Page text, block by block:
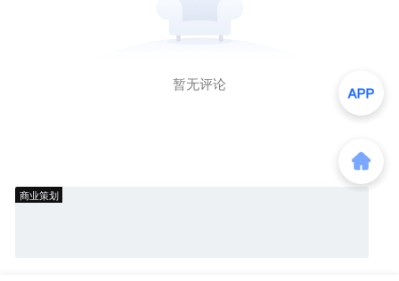
暂无评论
商业策划